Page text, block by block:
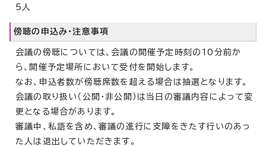
5人
傍聴の申込み・注意事項
会議の傍聴については、会議の開催予定時刻の10分前か
ら、開催予定場所において受付を開始します。
なお、申込者数が傍聴席数を超える場合は抽選となります。
会議の取り扱い（公開・非公開）は当日の審議内容によって変
更となる場合があります。
審議中、私語を含め、審議の進行に支障をきたす行いのあっ
た人は退出していただきます。